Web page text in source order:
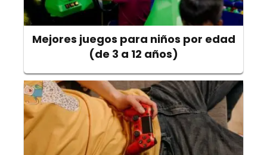
Mejores juegos para niños por edad
(de 3 a 12 años)